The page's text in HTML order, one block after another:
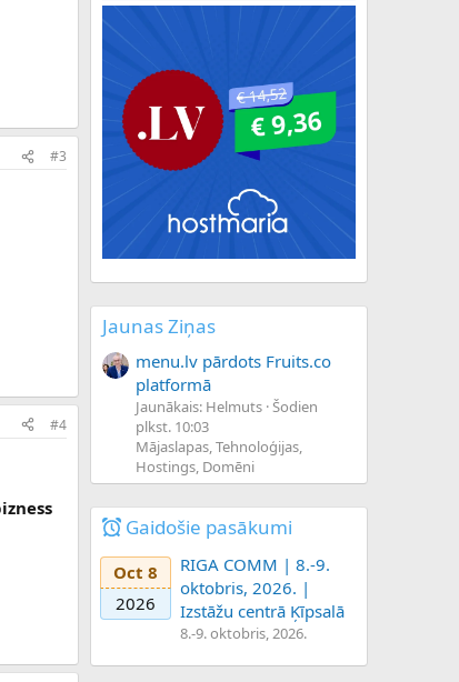
#3
#4
Jaunas Ziņas
menu.lv pārdots Fruits.co
platformā
Jaunākais: Helmuts Šodien
plkst. 10:03
Mājaslapas, Tehnoloģijas,
Hostings, Domēni
Gaidošie pasākumi
Oct 8
2026
RIGA COMM | 8.-9.
oktobris, 2026. |
Izstāžu centrā Ķīpsalā
8.-9. oktobris, 2026.